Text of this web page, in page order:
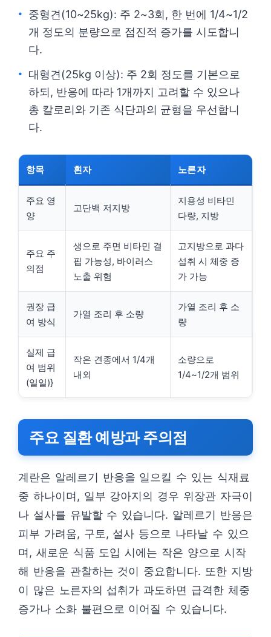
중형견(10~25kg): 주 2~3회, 한 번에 1/4~1/2
개 정도의 분량으로 점진적 증가를 시도합니
다.
대형견(25kg 이상): 주 2회 정도를 기본으로
하되, 반응에 따라 1개까지 고려할 수 있으나
총 칼로리와 기존 식단과의 균형을 우선합니
다.
항목 흰자 노른자
주요 영
양
고단백 저지방
지용성 비타민
다량, 지방
주요 주
의점
생으로 주면 비타민 결
핍 가능성, 바이러스
노출 위험
고지방으로 과다
섭취 시 체중 증
가 가능
권장 급
여 방식
가열 조리 후 소량
가열 조리 후 소
량
실제 급
여 범위
(일일)}
작은 견종에서 1/4개
내외
소량으로
1/4~1/2개 범위
주요 질환 예방과 주의점
계란은 알레르기 반응을 일으킬 수 있는 식재료
중 하나이며, 일부 강아지의 경우 위장관 자극이
나 설사를 유발할 수 있습니다. 알레르기 반응은
피부 가려움, 구토, 설사 등으로 나타날 수 있으
며, 새로운 식품 도입 시에는 작은 양으로 시작
해 반응을 관찰하는 것이 중요합니다. 또한 지방
이 많은 노른자의 섭취가 과도하면 급격한 체중
증가나 소화 불편으로 이어질 수 있습니다.